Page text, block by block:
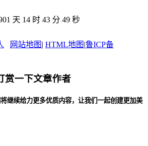
天 14 时 43 分 50 秒
网站地图 HTML地图 鲁ICP备
赏一下文章作者
继续给力更多优质内容，让我们一起创建更加美